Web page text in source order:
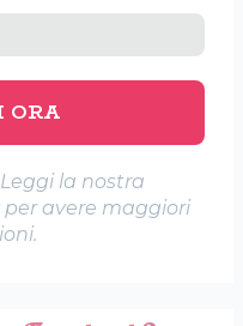
la nostra
per avere maggiori